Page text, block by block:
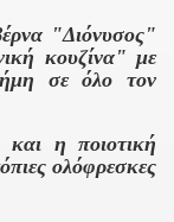
"Διόνυσος"
κουζίνα" με
σε όλο τον
η ποιοτική
ολόφρεσκες